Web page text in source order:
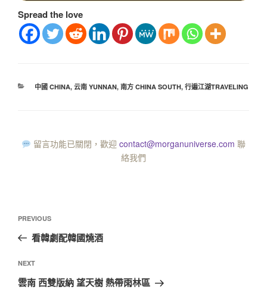
Spread the love
中國 CHINA, 云南 YUNNAN, 南方 CHINA SOUTH, 行遍江湖TRAVELING
留言功能已關閉，歡迎 contact@morganuniverse.com 聯
絡我們
PREVIOUS
看韓劇配韓國燒酒
NEXT
雲南 西雙版納 望天樹 熱帶雨林區